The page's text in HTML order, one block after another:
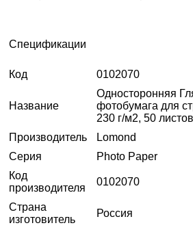
Спецификации
Код 0102070
Название
Односторонняя
фотобумага для
230 г/м2, 50 листов
Производитель
Lomond
Серия
Photo Paper
Код
производителя
0102070
Страна
изготовитель
Россия